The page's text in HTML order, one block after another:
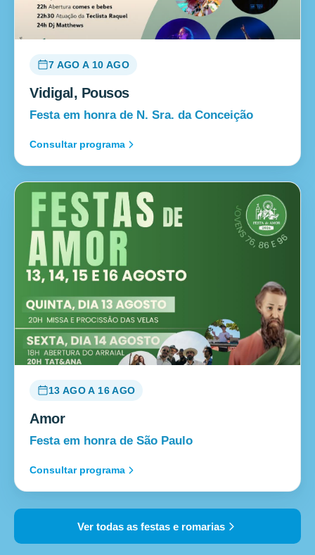
7 AGO A 10 AGO
Vidigal, Pousos
Festa em honra de N. Sra. da Conceição
Consultar programa
13 AGO A 16 AGO
Amor
Festa em honra de São Paulo
Consultar programa
Ver todas as festas e romarias